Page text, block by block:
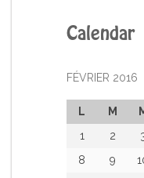
Calendar
FÉVRIER 2016
L M
1
2
8
9